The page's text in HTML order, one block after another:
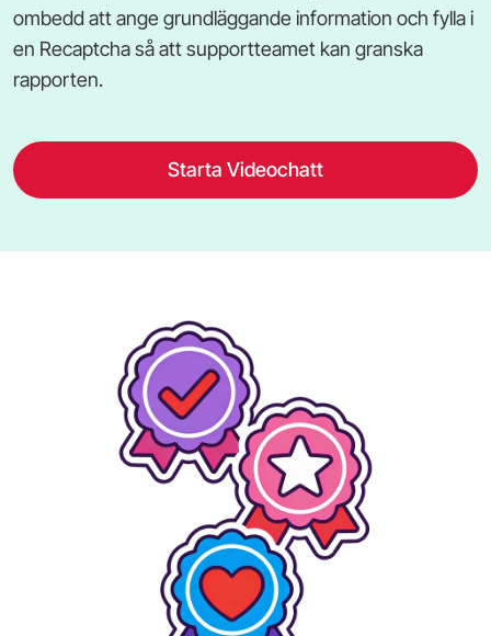
ombedd att ange grundläggande information och fylla i
en Recaptcha så att supportteamet kan granska
rapporten.
Starta Videochatt